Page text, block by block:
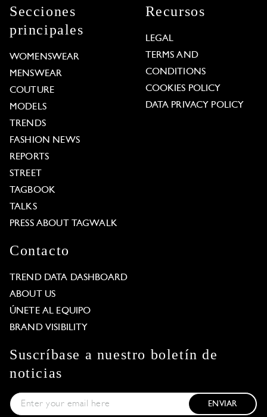
Secciones
principales
WOMENSWEAR
MENSWEAR
COUTURE
MODELS
TRENDS
FASHION NEWS
REPORTS
STREET
TAGBOOK
TALKS
PRESS ABOUT TAGWALK
Recursos
LEGAL
TERMS AND
CONDITIONS
COOKIES POLICY
DATA PRIVACY POLICY
Contacto
TREND DATA DASHBOARD
ABOUT US
ÚNETE AL EQUIPO
BRAND VISIBILITY
Suscríbase a nuestro boletín de
noticias
ENVIAR